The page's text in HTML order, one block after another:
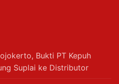
Bukti PT Kepuh
Suplai ke Distributor